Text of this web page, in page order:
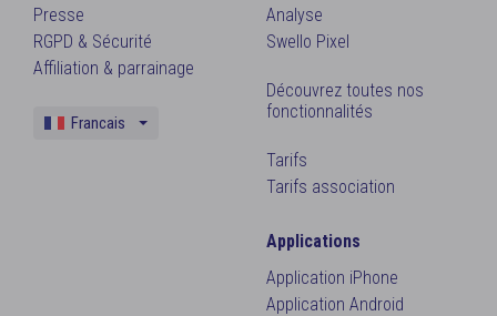
Presse
RGPD & Sécurité
Affiliation & parrainage
Francais
Analyse
Swello Pixel
Découvrez toutes nos
fonctionnalités
Tarifs
Tarifs association
Applications
Application iPhone
Application Android